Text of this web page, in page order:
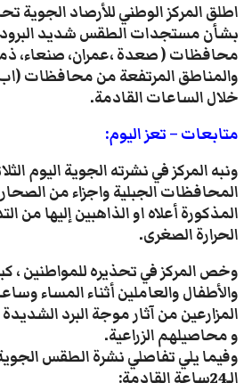
اطلق المركز الوطني للأرصاد الجوية
بشأن مستجدات الطقس شديد
محافظات ( صعدة ،عمران، صنعاء،
والمناطق المرتفعة من محافظات (اب
خلال الساعات القادمة.
متابعات – تعز اليوم:
ونبه المركز في نشرته الجوية اليوم
المحافظات الجبلية واجزاء من
المذكورة أعلاه او الذاهبين إليها من
الحرارة الصغرى.
وخص المركز في تحذيره للمواطنين ،
والأطفال والعاملين أثناء المساء
المزارعين من آثار موجة البرد
و محاصيلهم الزراعية.
وفيما يلي تفاصلي نشرة الطقس
الـ24ساعة القادمة: